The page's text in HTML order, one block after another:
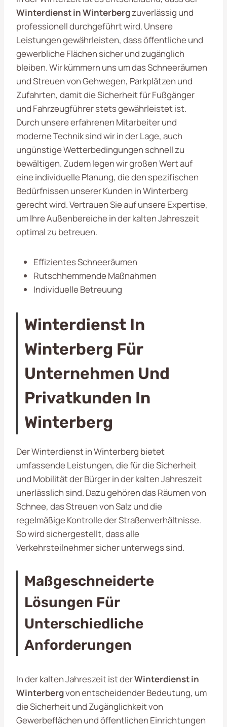
Winterdienst in Winterbergzuverlässig und
professionell durchgeführt wird. Unsere
Leistungen gewährleisten, dass öffentliche und
gewerbliche Flächen sicher und zugänglich
bleiben. Wir kümmern uns um das Schneeräumen
und Streuen von Gehwegen, Parkplätzen und
Zufahrten, damit die Sicherheit für Fußgänger
und Fahrzeugführer stets gewährleistet ist.
Durch unsere erfahrenen Mitarbeiter und
moderne Technik sind wir in der Lage, auch
ungünstige Wetterbedingungen schnell zu
bewältigen. Zudem legen wir großen Wert auf
eine individuelle Planung, die den spezifischen
Bedürfnissen unserer Kunden in Winterberg
gerecht wird. Vertrauen Sie auf unsere Expertise,
um Ihre Außenbereiche in der kalten Jahreszeit
optimal zu betreuen.
Effizientes Schneeräumen
Rutschhemmende Maßnahmen
Individuelle Betreuung
Winterdienst In
Winterberg Für
Unternehmen Und
Privatkunden In
Winterberg
Der Winterdienst in Winterberg bietet
umfassende Leistungen, die für die Sicherheit
und Mobilität der Bürger in der kalten Jahreszeit
unerlässlich sind. Dazu gehören das Räumen von
Schnee, das Streuen von Salz und die
regelmäßige Kontrolle der Straßenverhältnisse.
So wird sichergestellt, dass alle
Verkehrsteilnehmer sicher unterwegs sind.
Maßgeschneiderte
Lösungen Für
Unterschiedliche
Anforderungen
In der kalten Jahreszeit ist derWinterdienst in
Winterbergvon entscheidender Bedeutung, um
die Sicherheit und Zugänglichkeit von
Gewerbeflächen und öffentlichen Einrichtungen